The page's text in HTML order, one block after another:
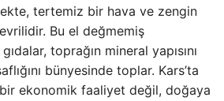
tertemiz bir hava ve zengin
Bu el değmemiş
toprağın mineral yapısını
bünyesinde toplar. Kars’ta
bir ekonomik faaliyet değil, doğaya